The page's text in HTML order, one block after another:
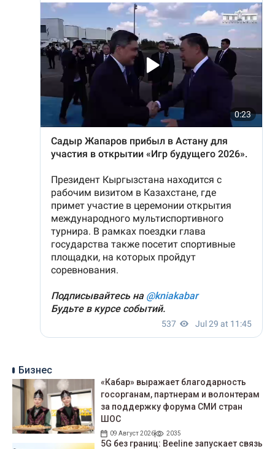
Бизнес
«Кабар» выражает благодарность
госорганам, партнерам и волонтерам
за поддержку форума СМИ стран
ШОС
09 Август 2026 2035
5G без границ: Beeline запускает связь